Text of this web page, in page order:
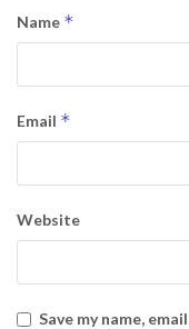
Name *
Email *
Website
Save my name,